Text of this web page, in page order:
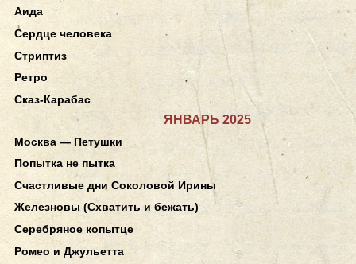
Аида
Сердце человека
Стриптиз
Ретро
Сказ-Карабас
ЯНВАРЬ 2025
Москва — Петушки
Попытка не пытка
Счастливые дни Соколовой Ирины
Железновы (Схватить и бежать)
Серебряное копытце
Ромео и Джульетта